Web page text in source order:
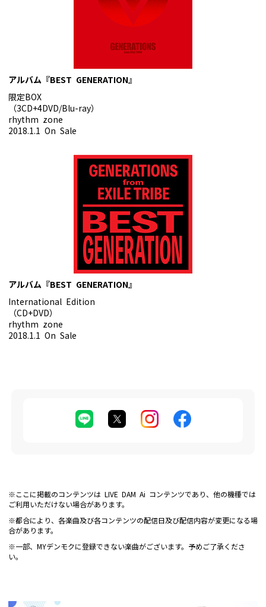
アルバム『BEST GENERATION』
限定BOX
（3CD+4DVD/Blu-ray）
rhythm zone
2018.1.1 On Sale
アルバム『BEST GENERATION』
International Edition
（CD+DVD）
rhythm zone
2018.1.1 On Sale
※ここに掲載のコンテンツは LIVE DAM Ai コンテンツであり、他の機種では
ご利用いただけない場合があります。
※都合により、各楽曲及び各コンテンツの配信日及び配信内容が変更になる場
合があります。
※一部、MYデンモクに登録できない楽曲がございます。予めご了承くださ
い。